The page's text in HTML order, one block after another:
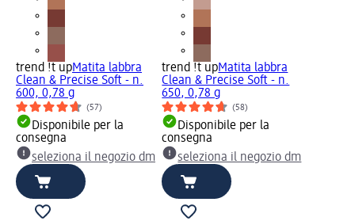
trend !t upMatita labbra
Clean & Precise Soft - n.
600, 0,78 g
(57)
Disponibile per la
consegna
seleziona il negozio dm
trend !t upMatita labbra
Clean & Precise Soft - n.
650, 0,78 g
(58)
Disponibile per la
consegna
seleziona il negozio dm